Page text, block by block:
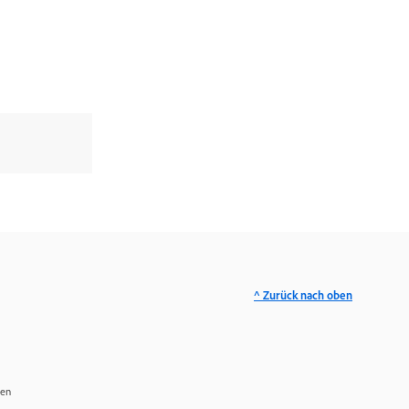
^ Zurück nach oben